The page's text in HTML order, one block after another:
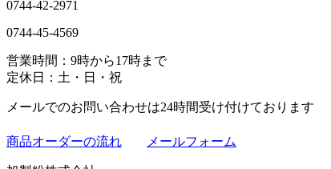
0744-42-2971
0744-45-4569
営業時間：9時から17時まで
定休日：土・日・祝
メールでのお問い合わせは24時間受け付けております
商品オーダーの流れ メールフォーム